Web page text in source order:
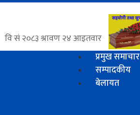
प्रमुख समाचार
सम्पादकीय
बेलायत